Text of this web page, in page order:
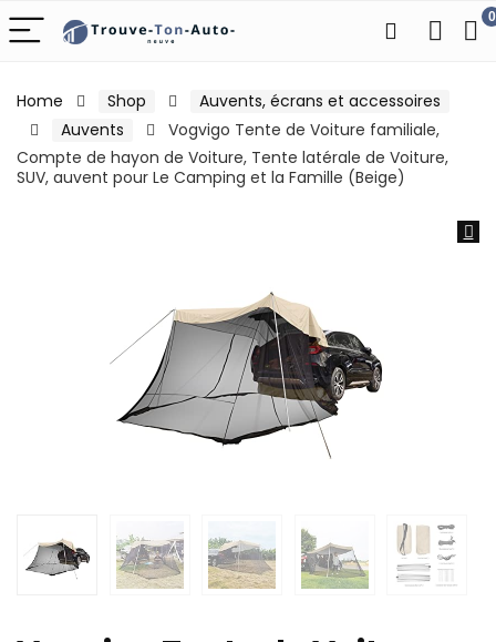
0
Home Shop
Auvents, écrans et accessoires
Auvents
Vogvigo Tente de Voiture familiale,
Compte de hayon de Voiture, Tente latérale de Voiture,
SUV, auvent pour Le Camping et la Famille (Beige)